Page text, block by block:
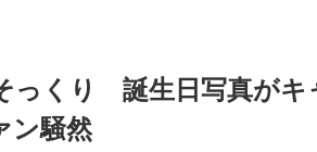
っくり 誕生日写真がキ
ン騒然